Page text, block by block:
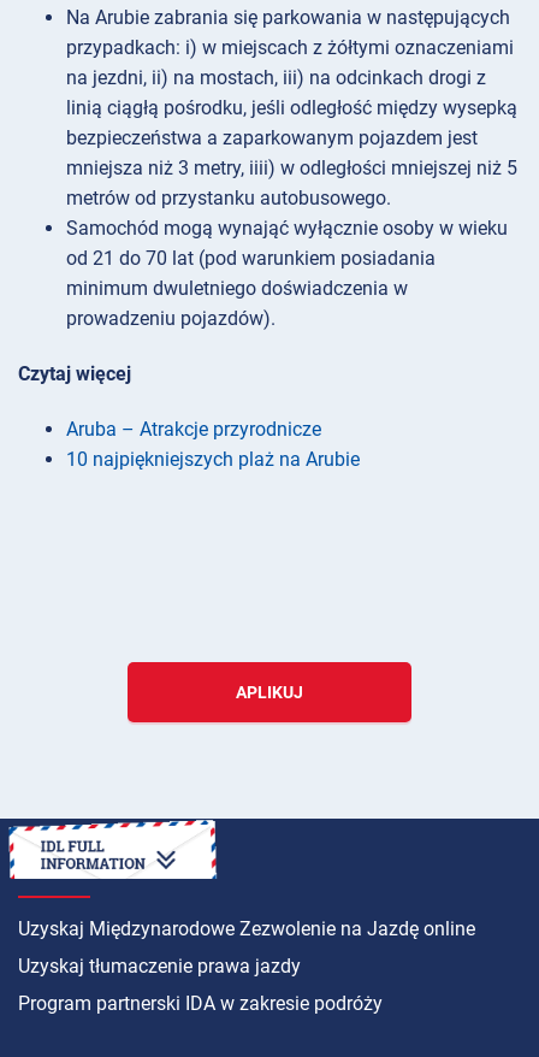
Na Arubie zabrania się parkowania w następujących
przypadkach: i) w miejscach z żółtymi oznaczeniami
na jezdni, ii) na mostach, iii) na odcinkach drogi z
linią ciągłą pośrodku, jeśli odległość między wysepką
bezpieczeństwa a zaparkowanym pojazdem jest
mniejsza niż 3 metry, iiii) w odległości mniejszej niż 5
metrów od przystanku autobusowego.
Samochód mogą wynająć wyłącznie osoby w wieku
od 21 do 70 lat (pod warunkiem posiadania
minimum dwuletniego doświadczenia w
prowadzeniu pojazdów).
Czytaj więcej
Aruba – Atrakcje przyrodnicze
10 najpiękniejszych plaż na Arubie
APLIKUJ
INSTRUKCJA
Uzyskaj Międzynarodowe Zezwolenie na Jazdę online
Uzyskaj tłumaczenie prawa jazdy
Program partnerski IDA w zakresie podróży